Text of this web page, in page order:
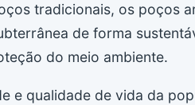
tradicionais, os poços
de forma
do meio ambiente.
e qualidade de vida da